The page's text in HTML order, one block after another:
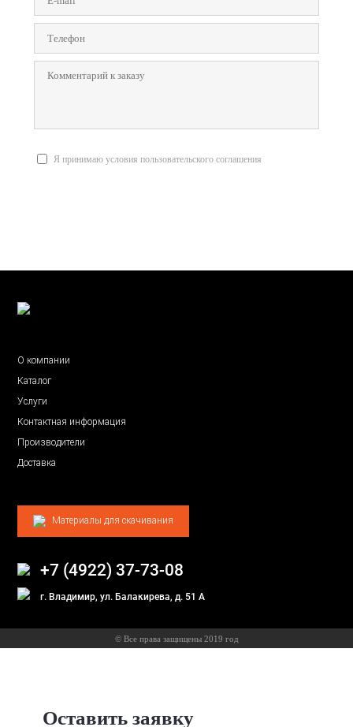
Я принимаю условия пользовательского соглашения
О компании
Каталог
Услуги
Контактная информация
Производители
Доставка
Материалы для скачивания
+7 (4922) 37-73-08
г. Владимир, ул. Балакирева, д. 51 А
© Все права защищены 2019 год
Оставить заявку